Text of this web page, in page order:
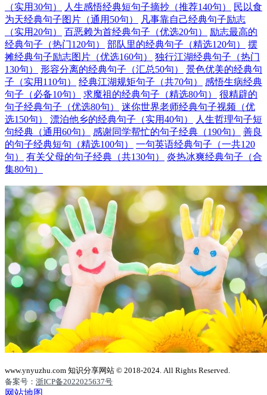
（实用30句）
人生感悟经典短句子摘抄（推荐140句）
民以食
为天经典句子图片（通用50句）
凡事靠自己经典句子励志
（实用20句）
百恶赖为首经典句子（优选20句）
励志最高的
经典句子（热门120句）
部队里的经典句子（精选120句）
摆
摊经典句子励志图片（优选160句）
独行江湖经典句子（热门
130句）
形容分离的经典句子（汇总50句）
景色优美的经典句
子（实用110句）
经典江湖规矩句子（共70句）
感悟生病经典
句子（必备10句）
求魔祖的经典句子（精选80句）
很精辟的
句子经典句子（优选80句）
迷你世界老师经典句子视频（优
选150句）
漂泊他乡的经典句子（实用40句）
人生哲理句子短
句经典（通用60句）
感谢同学帮忙的句子经典（190句）
善良
的句子经典短句（精选100句）
一句英语经典句子（一共120
句）
有关父母的句子经典（共130句）
炎热冰爽经典句子（合
集80句）
www.ynyuzhu.com 知识分享网站 © 2018-2024. All Rights Reserved.
备案号： 浙ICP备2022025637号
网站地图